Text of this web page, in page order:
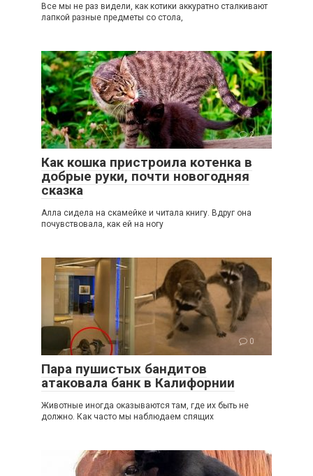
Все мы не раз видели, как котики аккуратно сталкивают
лапкой разные предметы со стола,
2
Как кошка пристроила котенка в
добрые руки, почти новогодняя
сказка
Алла сидела на скамейке и читала книгу. Вдруг она
почувствовала, как ей на ногу
0
Пара пушистых бандитов
атаковала банк в Калифорнии
Животные иногда оказываются там, где их быть не
должно. Как часто мы наблюдаем спящих